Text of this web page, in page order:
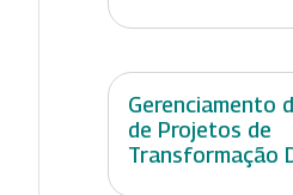
Gerenciamento
de Projetos de
Transformação